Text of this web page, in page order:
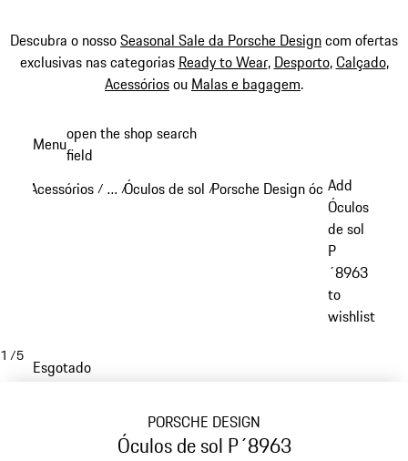
Descubra o nossoSeasonal Sale da Porsche Designcom ofertas
exclusivas nas categorias Ready to Wear, Desporto,Calçado,
Acessóriosou Malas e bagagem.
conteúdo
Menuopen the shop search
field
Acessórios / …
Reveal collapsed breadcrumb items
/Óculos de sol /Porsche Design óculos de sol
Add
Óculos
de sol
P
´8963
to
wishlist
1 /5
Esgotado
PORSCHE DESIGN
Óculos de sol P´8963